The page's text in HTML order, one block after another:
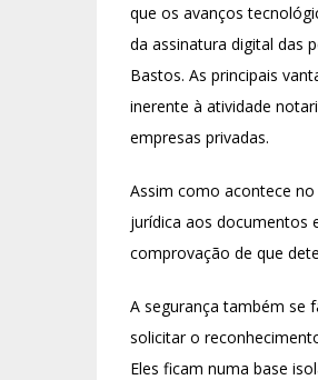
que os avanços
da assinatura digital das
Bastos. As principais
inerente à atividade
empresas privadas.
Assim como acontece
jurídica aos documentos
comprovação de que
A segurança também se
solicitar o
Eles ficam numa base